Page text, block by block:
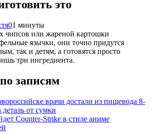
это
01 минуты
чипсов или жареной картошки
язычки, они точно придутся
так и детям, а готовятся просто
три ингредиента.
записям
врачи достали из пищевода 8-
от сумки
Counter-Strike в стиле аниме